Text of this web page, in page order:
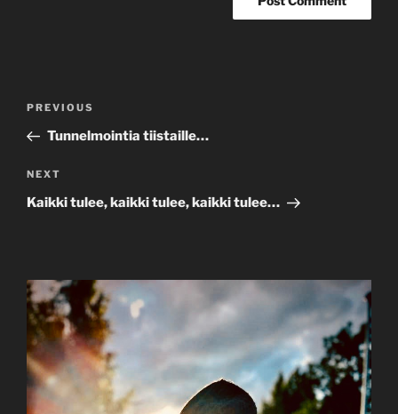
Previous
Post
PREVIOUS
Tunnelmointia tiistaille…
Next
Post
NEXT
Kaikki tulee, kaikki tulee, kaikki tulee…